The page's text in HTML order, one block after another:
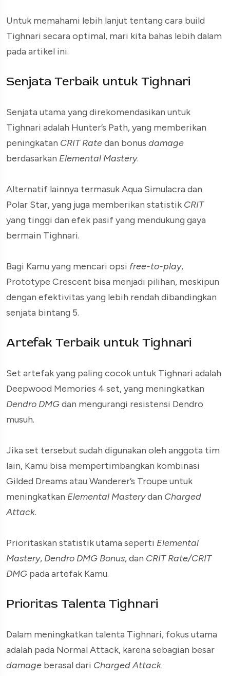
Untuk memahami lebih lanjut tentang cara build
Tighnari secara optimal, mari kita bahas lebih dalam
pada artikel ini.
Senjata Terbaik untuk Tighnari
Senjata utama yang direkomendasikan untuk
Tighnari adalah Hunter’s Path, yang memberikan
peningkatan CRIT Ratedan bonus damage
berdasarkan Elemental Mastery.
Alternatif lainnya termasuk Aqua Simulacra dan
Polar Star, yang juga memberikan statistik CRIT
yang tinggi dan efek pasif yang mendukung gaya
bermain Tighnari.
Bagi Kamu yang mencari opsi free-to-play,
Prototype Crescent bisa menjadi pilihan, meskipun
dengan efektivitas yang lebih rendah dibandingkan
senjata bintang 5.
Artefak Terbaik untuk Tighnari
Set artefak yang paling cocok untuk Tighnari adalah
Deepwood Memories 4 set, yang meningkatkan
Dendro DMGdan mengurangi resistensi Dendro
musuh.
Jika set tersebut sudah digunakan oleh anggota tim
lain, Kamu bisa mempertimbangkan kombinasi
Gilded Dreams atau Wanderer’s Troupe untuk
meningkatkan Elemental Masterydan Charged
Attack.
Prioritaskan statistik utama seperti Elemental
Mastery, Dendro DMG Bonus, dan CRIT Rate/CRIT
DMG pada artefak Kamu.
Prioritas Talenta Tighnari
Dalam meningkatkan talenta Tighnari, fokus utama
adalah pada Normal Attack, karena sebagian besar
damage berasal dari Charged Attack.